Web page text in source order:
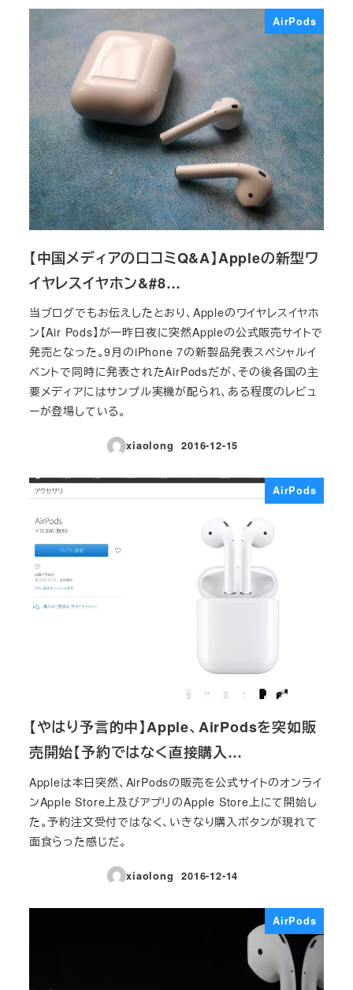
AirPods
【中国メディアの口コミQ&A】Appleの新型ワ
イヤレスイヤホン&#8…
当ブログでもお伝えしたとおり、Appleのワイヤレスイヤホ
ン【Air Pods】が一昨日夜に突然Appleの公式販売サイトで
発売となった。9月のiPhone 7の新製品発表スペシャルイ
ベントで同時に発表されたAirPodsだが、その後各国の主
要メディアにはサンプル実機が配られ、ある程度のレビュ
ーが登場している。
xiaolong
投稿日
2016-12-15
AirPods
【やはり予言的中】Apple、AirPodsを突如販
売開始【予約ではなく直接購入…
Appleは本日突然、AirPodsの販売を公式サイトのオンライ
ンApple Store上及びアプリのApple Store上にて開始し
た。予約注文受付ではなく、いきなり購入ボタンが現れて
面食らった感じだ。
xiaolong
投稿日
2016-12-14
AirPods